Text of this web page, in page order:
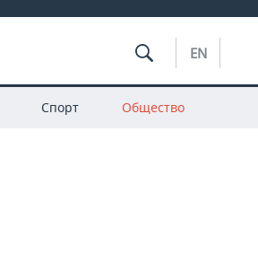
EN
Спорт Общество